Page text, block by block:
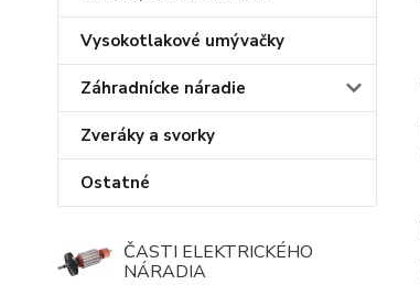
Vysokotlakové umývačky
Záhradnícke náradie
Zveráky a svorky
Ostatné
ČASTI ELEKTRICKÉHO
NÁRADIA